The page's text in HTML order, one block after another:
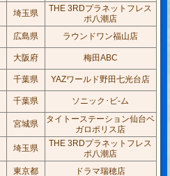
埼玉県
THE 3RDプラネットフレス
ポ八潮店
広島県 ラウンドワン福山店
大阪府 梅田ABC
千葉県 YAZワールド野田七光台店
千葉県 ソニック･ビ-ム
宮城県
タイトーステーション仙台ベ
ガロポリス店
埼玉県
THE 3RDプラネットフレス
ポ八潮店
東京都 ドラマ瑞穂店